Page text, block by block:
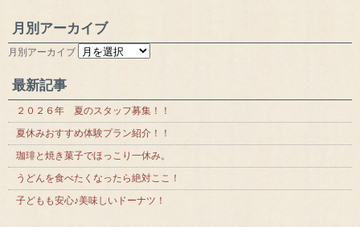
月別アーカイブ
月別アーカイブ
最新記事
２０２６年 夏のスタッフ募集！！
夏休みおすすめ体験プラン紹介！！
珈琲と焼き菓子でほっこり一休み。
うどんを食べたくなったら絶対ここ！
子どもも安心♪美味しいドーナツ！